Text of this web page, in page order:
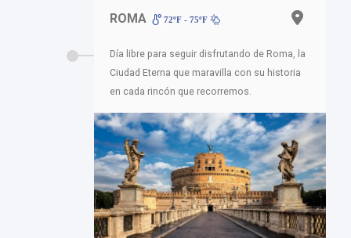
ROMA 72ºF - 75ºF
Día libre para seguir disfrutando de Roma, la
Ciudad Eterna que maravilla con su historia
en cada rincón que recorremos.